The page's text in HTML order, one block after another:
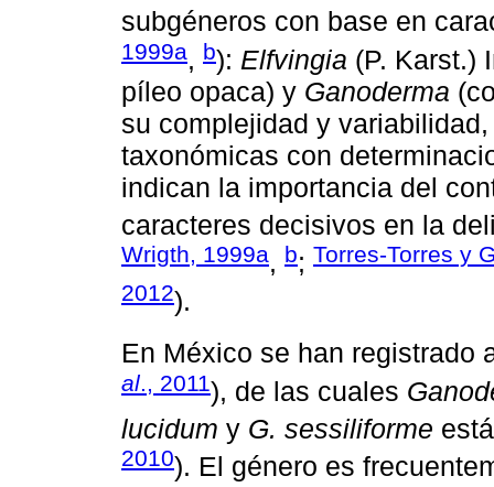
subgéneros con base en
1999a, b): Elfvingia (P. Karst.)
píleo opaca) y Ganoderma
su complejidad y
taxonómicas con
indican la importancia del
caracteres decisivos en la
Wrigth, 1999a, b; Torres-Torres y
2012).
En México se han registrado
al ., 2011), de las cuales
lucidum y G. sessiliforme
2010). El género es